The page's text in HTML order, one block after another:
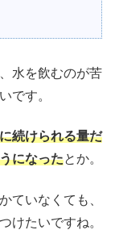
水を飲むのが苦
です。
続けられる量だ
になったとか。
ていなくても、
けたいですね。